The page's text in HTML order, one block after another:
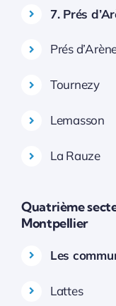
7. Prés
Prés
Tournezy
Lemasson
La Rauze
Quatrième
Montpellier
Les
Lattes